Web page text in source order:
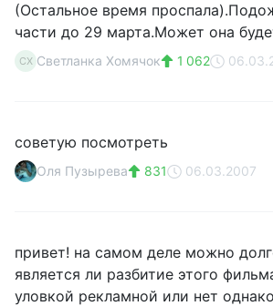
(Остальное время
части до 29 марта.Может она
СХ Светланка Хомячок 1 062
советую посмотреть
Оля Пузырева 831 06.03.2007
привет! на самом деле можно
является ли разбитие этого
уловкой рекламной или нет